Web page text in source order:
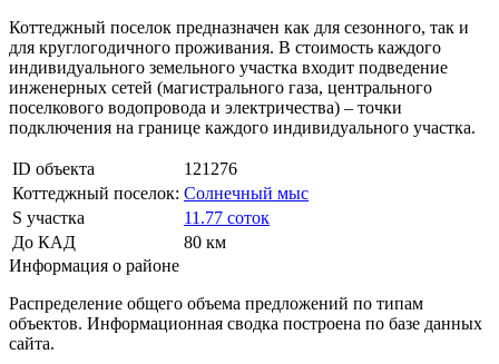
Коттеджный поселок предназначен как для сезонного, так и
для круглогодичного проживания. В стоимость каждого
индивидуального земельного участка входит подведение
инженерных сетей (магистрального газа, центрального
поселкового водопровода и электричества) – точки
подключения на границе каждого индивидуального участка.
ID объекта
121276
Коттеджный поселок: Солнечный мыс
S участка
11.77 соток
До КАД
80 км
Информация о районе
Распределение общего объема предложений по типам
объектов. Информационная сводка построена по базе данных
сайта.